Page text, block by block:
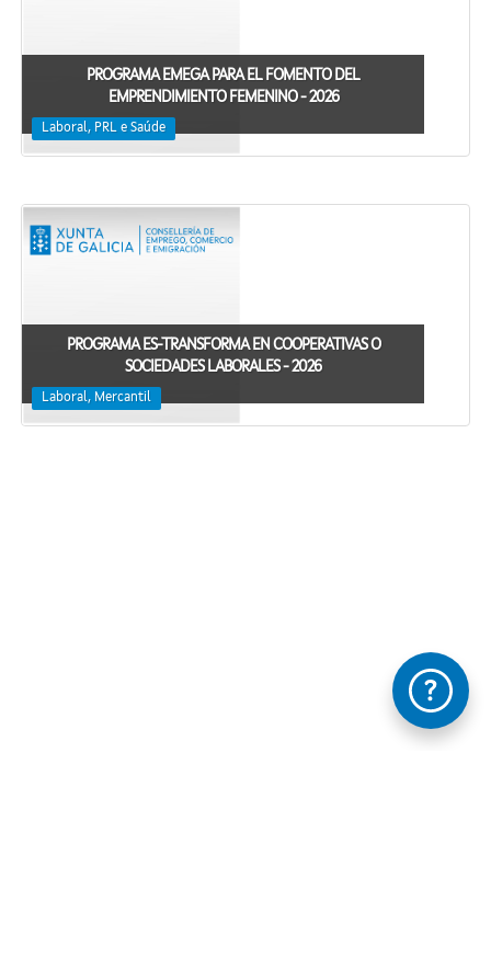
PROGRAMA EMEGA PARA EL FOMENTO DEL
EMPRENDIMIENTO FEMENINO - 2026
Laboral, PRL e Saúde
PROGRAMA ES-TRANSFORMA EN COOPERATIVAS O
SOCIEDADES LABORALES - 2026
Laboral, Mercantil